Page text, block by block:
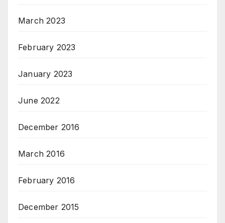
March 2023
February 2023
January 2023
June 2022
December 2016
March 2016
February 2016
December 2015